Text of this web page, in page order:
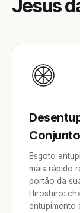
Jesus
Esgoto
mais rápido
portão da
Hiroshiro:
entupimento